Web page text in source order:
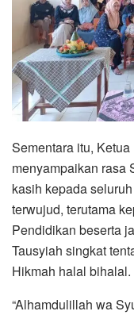
Sementara itu,
menyampaikan rasa
kasih kepada
terwujud, terutama
Pendidikan beserta
Tausyiah singkat
Hikmah halal bihalal.
“Alhamdulillah wa